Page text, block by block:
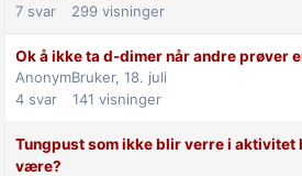
7 svar 299 visninger
Ok å ikke ta d-dimer når andre prøver
AnonymBruker, 18. juli
4 svar 141 visninger
Tungpust som ikke blir verre i aktivitet
være?